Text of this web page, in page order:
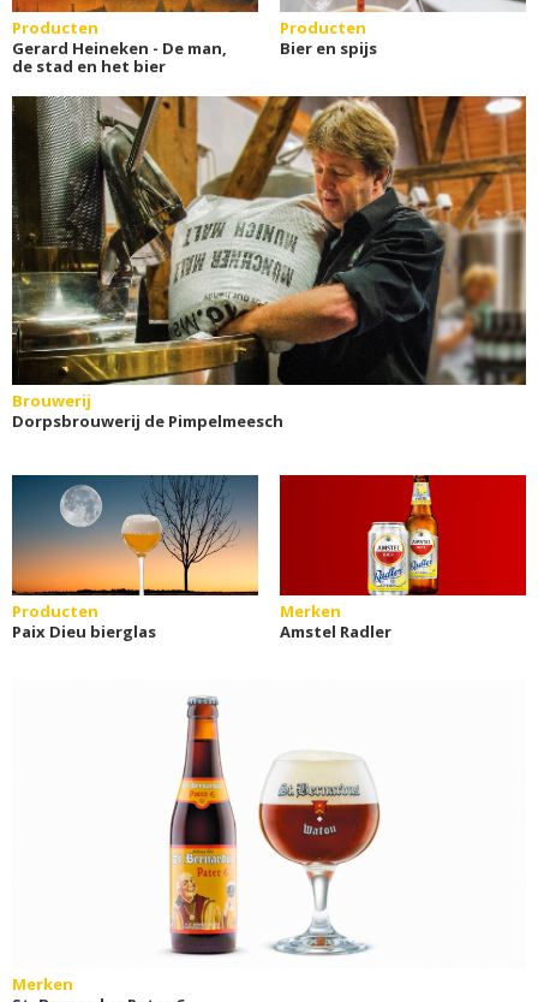
Producten
Gerard Heineken - De man,
de stad en het bier
Producten
Bier en spijs
Brouwerij
Dorpsbrouwerij de Pimpelmeesch
Producten
Paix Dieu bierglas
Merken
Amstel Radler
Merken